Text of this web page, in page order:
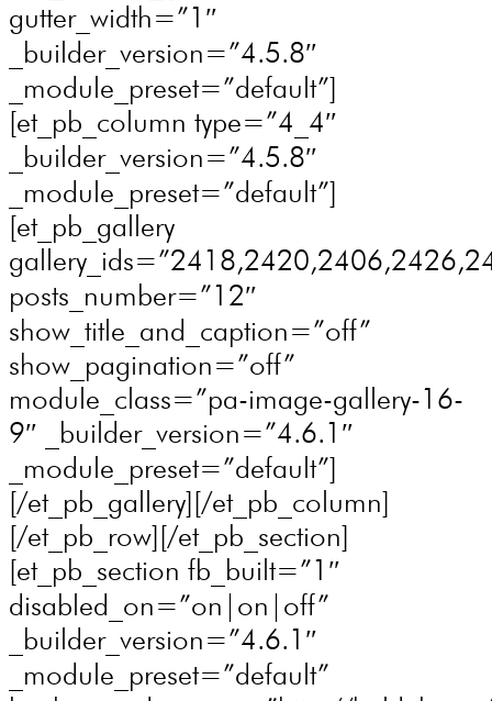
gutter_width=”1″
_builder_version=”4.5.8″
_module_preset=”default”]
[et_pb_column type=”4_4″
_builder_version=”4.5.8″
_module_preset=”default”]
[et_pb_gallery
posts_number=”12″
show_title_and_caption=”off”
show_pagination=”off”
module_class=”pa-image-gallery-16-
9″ _builder_version=”4.6.1″
_module_preset=”default”]
[/et_pb_gallery][/et_pb_column]
[/et_pb_row][/et_pb_section]
[et_pb_section fb_built=”1″
disabled_on=”on|on|off”
_builder_version=”4.6.1″
_module_preset=”default”